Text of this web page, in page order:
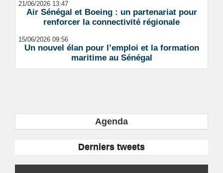
21/06/2026 13:47
Air Sénégal et Boeing : un partenariat pour
renforcer la connectivité régionale
15/06/2026 09:56
Un nouvel élan pour l’emploi et la formation
maritime au Sénégal
Agenda
Derniers tweets